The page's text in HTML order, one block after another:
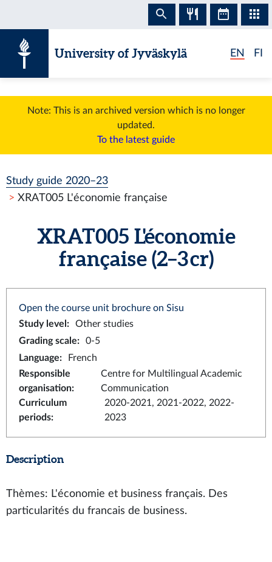
University of Jyväskylä EN FI
Note: This is an archived version which is no longer
updated.
To the latest guide
Study guide 2020–23
XRAT005 L'économie française
XRAT005 L'économie
française (2–3 cr)
Open the course unit brochure on Sisu
Study level :
Other studies
Grading scale:
0-5
Language:
French
Responsible
organisation:
Centre for Multilingual Academic
Communication
Curriculum
periods:
2020-2021, 2021-2022, 2022-
2023
Description
Thèmes: L'économie et business français. Des
particularités du francais de business.